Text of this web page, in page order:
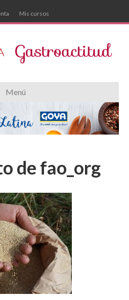
Mis cursos
Menú
de fao_org